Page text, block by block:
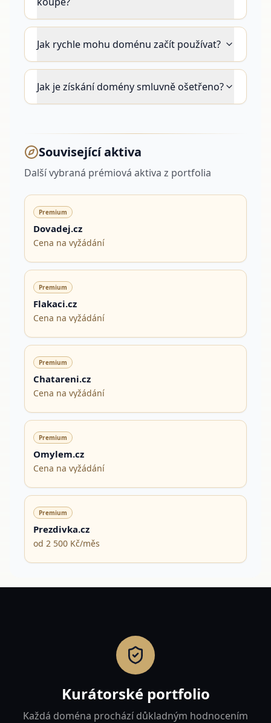
Jak rychle mohu doménu začít používat?
Jak je získání domény smluvně ošetřeno?
Související aktiva
Další vybraná prémiová aktiva z portfolia
Premium
Dovadej.cz
Cena na vyžádání
Premium
Flakaci.cz
Cena na vyžádání
Premium
Chatareni.cz
Cena na vyžádání
Premium
Omylem.cz
Cena na vyžádání
Premium
Prezdivka.cz
od 2 500 Kč/měs
Kurátorské portfolio
Každá doména prochází důkladným hodnocením